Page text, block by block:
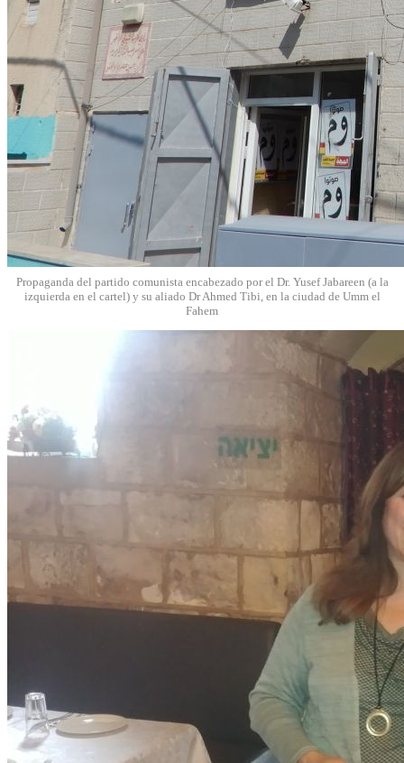
Propaganda del partido comunista encabezado por el Dr. Yusef Jabareen (a la
izquierda en el cartel) y su aliado Dr Ahmed Tibi, en la ciudad de Umm el
Fahem